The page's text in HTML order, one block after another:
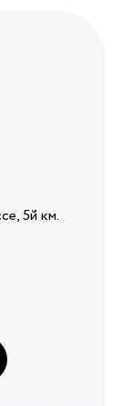
5й км.